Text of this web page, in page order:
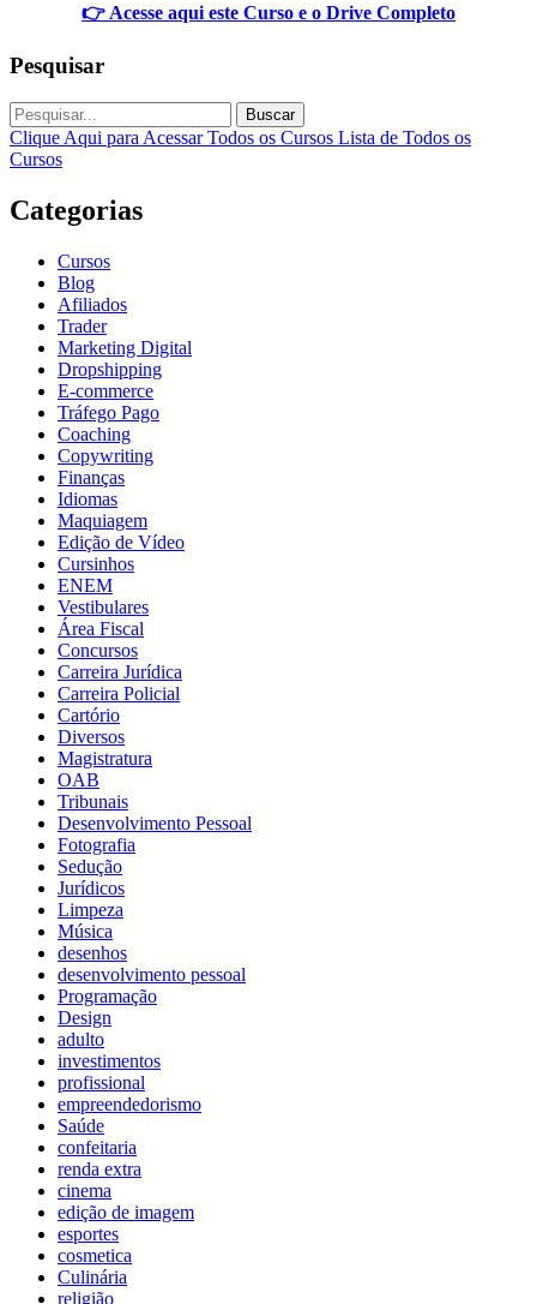
👉 Acesse aqui este Curso e o Drive Completo
Pesquisar
Buscar
Clique Aqui para Acessar Todos os Cursos Lista de Todos os
Cursos
Categorias
Cursos
Blog
Afiliados
Trader
Marketing Digital
Dropshipping
E-commerce
Tráfego Pago
Coaching
Copywriting
Finanças
Idiomas
Maquiagem
Edição de Vídeo
Cursinhos
ENEM
Vestibulares
Área Fiscal
Concursos
Carreira Jurídica
Carreira Policial
Cartório
Diversos
Magistratura
OAB
Tribunais
Desenvolvimento Pessoal
Fotografia
Sedução
Jurídicos
Limpeza
Música
desenhos
desenvolvimento pessoal
Programação
Design
adulto
investimentos
profissional
empreendedorismo
Saúde
confeitaria
renda extra
cinema
edição de imagem
esportes
cosmetica
Culinária
religião